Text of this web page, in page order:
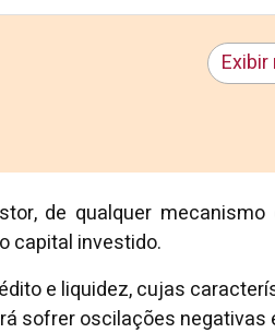
de qualquer
capital investido.
e liquidez, cujas
sofrer oscilações negativas